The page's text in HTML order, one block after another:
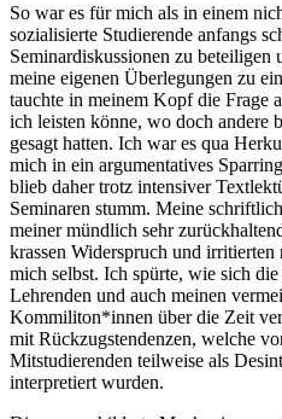
So war es für mich als in einem
sozialisierte Studierende anfangs
Seminardiskussionen zu beteiligen
meine eigenen Überlegungen zu
tauchte in meinem Kopf die Frage
ich leisten könne, wo doch andere
gesagt hatten. Ich war es qua
mich in ein argumentatives
blieb daher trotz intensiver
Seminaren stumm. Meine
meiner mündlich sehr
krassen Widerspruch und
mich selbst. Ich spürte, wie sich
Lehrenden und auch meinen
Kommiliton*innen über die Zeit
mit Rückzugstendenzen, welche
Mitstudierenden teilweise als
interpretiert wurden.